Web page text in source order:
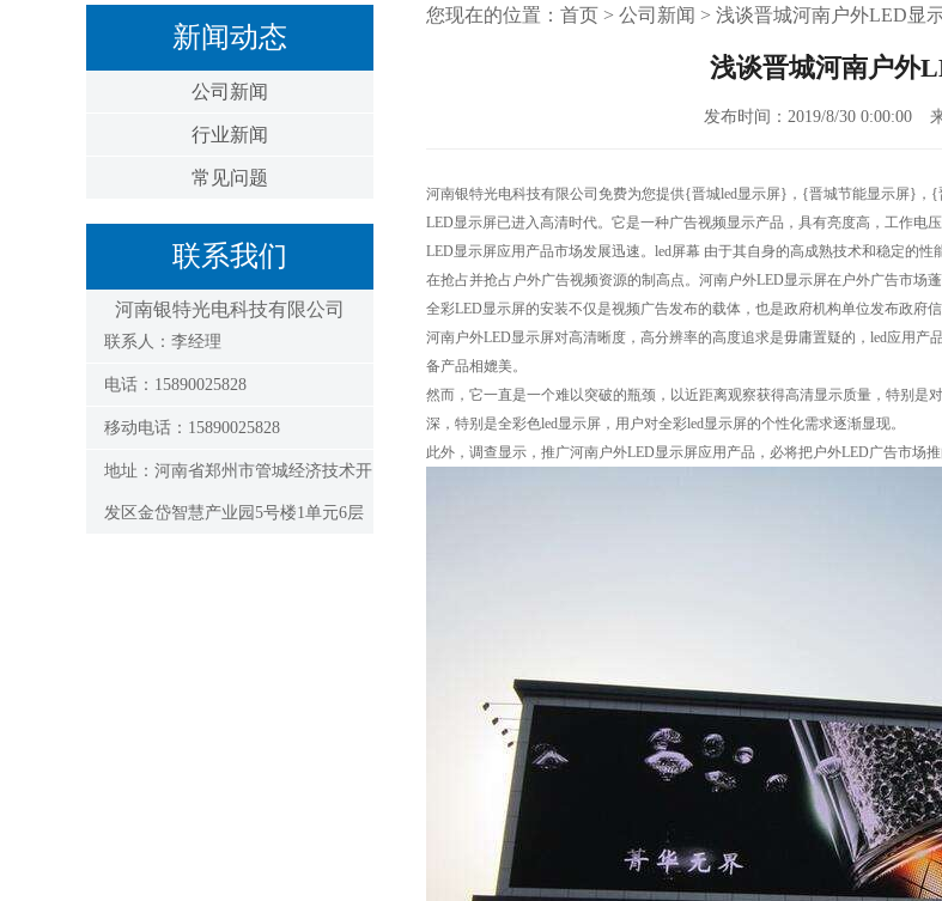
新闻动态
公司新闻
行业新闻
常见问题
联系我们
河南银特光电科技有限公司
联系人：李经理
电话：15890025828
移动电话：15890025828
地址：河南省郑州市管城经济技术开
发区金岱智慧产业园5号楼1单元6层
您现在的位置： 首页 > 公司新闻 > 浅谈晋城河南户外LED显
浅谈晋城河南户外
发布时间：2019/8/30 0:00:00
河南银特光电科技有限公司免费为您提供{晋城led显示屏} ，{晋城节能显示屏}，{
LED显示屏已进入高清时代。它是一种广告视频显示产品，具有亮度高，工作电
LED显示屏应用产品市场发展迅速。led屏幕 由于其自身的高成熟技术和稳定的
在抢占并抢占户外广告视频资源的制高点。河南户外LED显示屏在户外广告市
全彩LED显示屏的安装不仅是视频广告发布的载体，也是政府机构单位发布政府
河南户外LED显示屏对高清晰度，高分辨率的高度追求是毋庸置疑的，led应用
备产品相媲美。
然而，它一直是一个难以突破的瓶颈，以近距离观察获得高清显示质量，特别是
深，特别是全彩色led显示屏，用户对全彩led显示屏的个性化需求逐渐显现。
此外，调查显示，推广河南户外LED显示屏应用产品，必将把户外LED广告市场推